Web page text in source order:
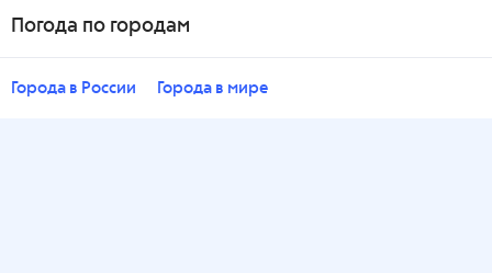
Погода по городам
Города в России Города в мире